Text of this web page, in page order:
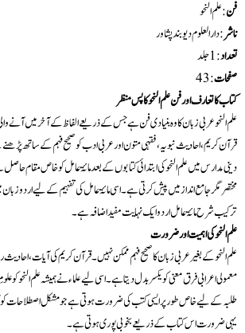
فن: علم النحو
ناشر:دارالعلوم دیوبند پشاور
تعداد:1 جلد
صفحات: 43
کتاب کا تعارف اور فن علم النحو کا پس منظر
علم النحو عربی زبان کا وہ بنیادی فن ہے جس کے ذریعے الفاظ کے آخر میں آنے
قرآن کریم، احادیث نبویہ، فقہی متون اور عربی ادب کو صحیح فہم کے ساتھ
دینی مدارس میں علم النحو کی ابتدائی کتابوں کے بعد مائۃ عامل کو خاص مقام حاصل
مختصر مگر جامع انداز میں پیش کرتی ہے۔ اسی مائۃ عامل کی تفہیم کے لیے اردو
ترکیب شرح مائۃ عامل اردو ایک نہایت مفید اضافہ ہے۔
علم النحو کی اہمیت اور ضرورت
علم النحو کے بغیر عربی زبان کا صحیح فہم ممکن نہیں۔ قرآن کریم کی آیات،
معمولی اعرابی فرق معنی کو یکسر بدل دیتا ہے۔ اسی لیے علماء نے ہمیشہ علم النحو کو
طلبہ کے لیے خاص طور پر ایسی کتب کی ضرورت ہوتی ہے جو مشکل اصطلاحات
یہی ضرورت اس کتاب کے ذریعے بخوبی پوری ہوتی ہے۔